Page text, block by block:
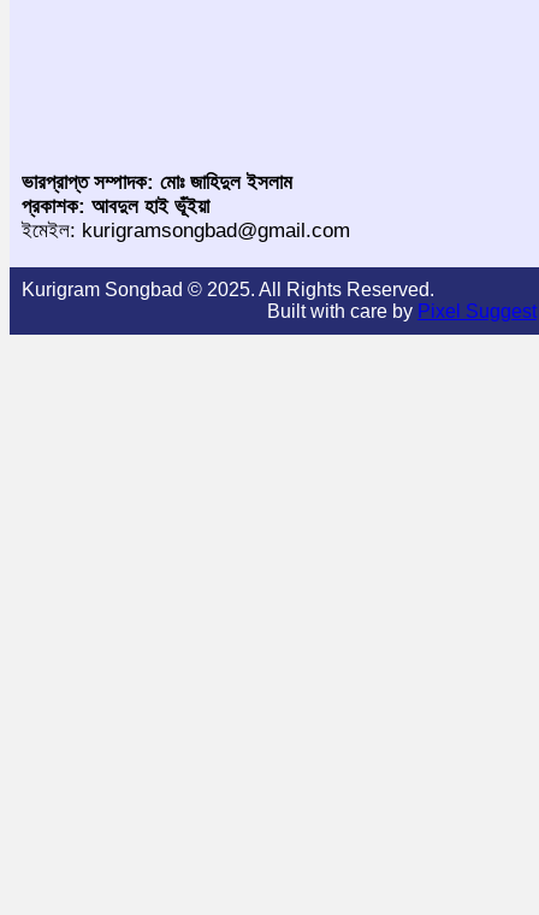
ভারপ্রাপ্ত সম্পাদক: মোঃ জাহিদুল ইসলাম
প্রকাশক: আবদুল হাই ভূঁইয়া
ইমেইল: kurigramsongbad@gmail.com
Kurigram Songbad © 2025. All Rights Reserved.
Built with care by Pixel Suggest